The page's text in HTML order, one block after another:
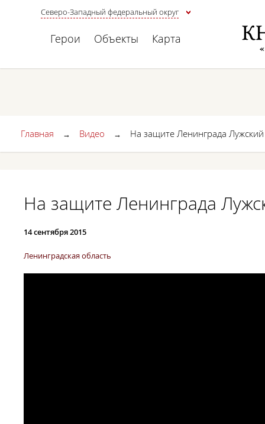
Северо-Западный федеральный округ
Герои Объекты Карта
Главная → Видео → На защите Ленинграда
На защите Ленинграда
14 сентября 2015
Ленинградская область